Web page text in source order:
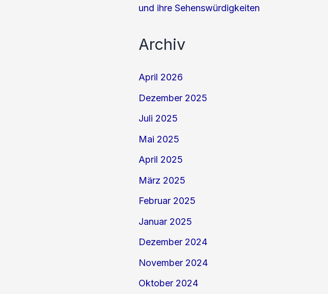
und ihre Sehenswürdigkeiten
Archiv
April 2026
Dezember 2025
Juli 2025
Mai 2025
April 2025
März 2025
Februar 2025
Januar 2025
Dezember 2024
November 2024
Oktober 2024